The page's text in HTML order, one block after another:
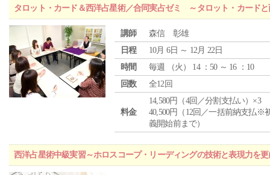
タロット・カード＆西洋占星術／合同実占ゼミ ～タロット・カード
講師
森信 彰雄
日程
10月 6日 ～ 12月 22日
時間
毎週 （火 ） 14 ：50 ～ 16 ：10
回数
全12回
料金
14,580円（4回／分割支払い）×3
40,500円（12回／一括前納支払※
義開始前まで）
西洋占星術中級実習～ホロスコープ・リーディングの技術と表現力を